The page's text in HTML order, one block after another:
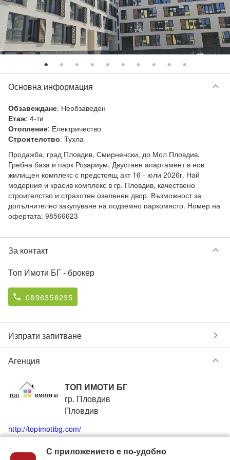
Основна информация keyboard_arrow_down
Обзавеждане: Необзаведен
Етаж: 4-ти
Отопление: Електричество
Строителство: Тухла
Продажба, град Пловдив, Смирненски, до Мол Пловдив,
Гребна база и парк Розариум, Двустаен апартамент в нов
жилищен комплекс с предстоящ акт 16 - юли 2026г. Най
модерния и красив комплекс в гр. Пловдив, качествено
строителство и страхотен озеленен двор. Възможност за
допълнително закупуване на подземно паркомясто. Номер на
офертата: 98566623
За контакт keyboard_arrow_down
Топ Имоти БГ- брокер
phone 0896356235
Изпрати запитване chevron_right
Агенция keyboard_arrow_down
ТОП ИМОТИ БГ
гр. Пловдив
Пловдив
http://topimotibg.com/
phone +359896356235 phone +35932960504
С приложението e по-удобно